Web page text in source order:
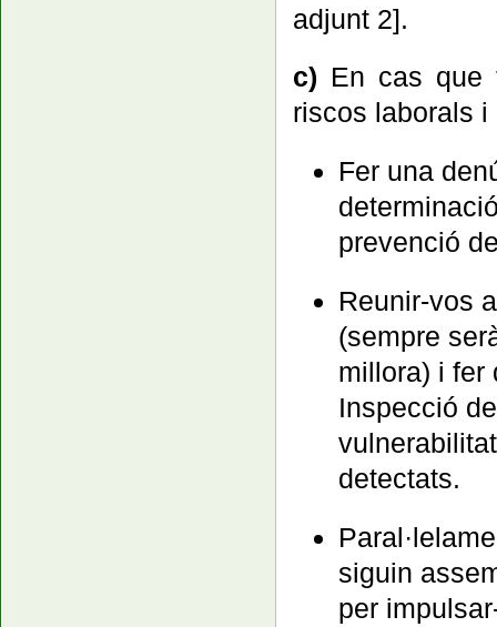
adjunt 2].
c) En cas que
riscos laborals
Fer una
prevenció
Reunir-vos
(sempre
millora) i fer
Inspecció
detectats.
siguin
per